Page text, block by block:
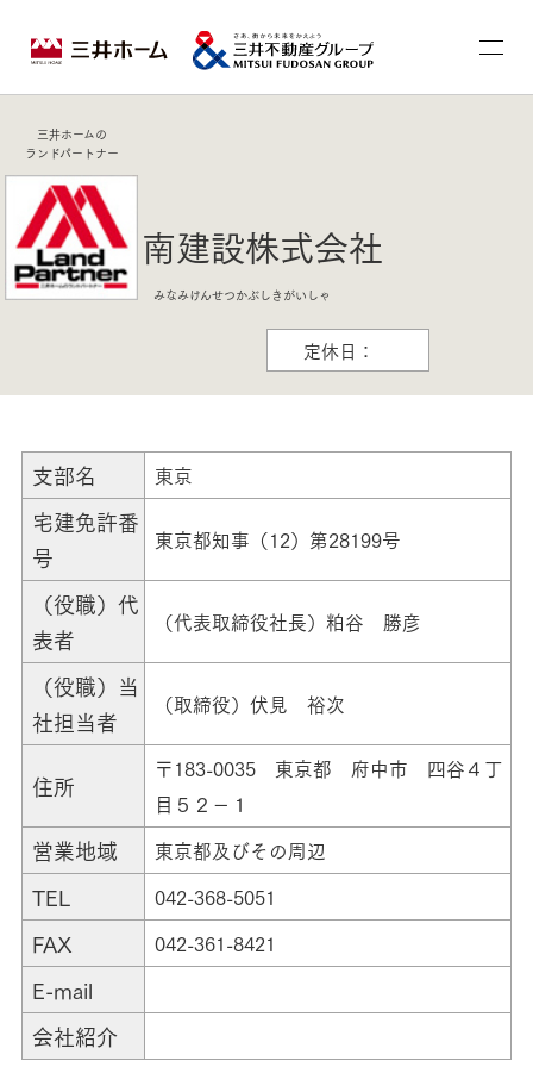
三井ホームの
ランドパートナー
南建設株式会社
みなみけんせつかぶしきがいしゃ
定休日：
支部名 東京
宅建免許番
号
東京都知事（12）第28199号
（役職）代
表者
（代表取締役社長）粕谷 勝彦
（役職）当
社担当者
（取締役）伏見 裕次
住所
〒183-0035 東京都 府中市 四谷４丁
目５２－１
営業地域 東京都及びその周辺
TEL 042-368-5051
FAX 042-361-8421
E-mail
会社紹介